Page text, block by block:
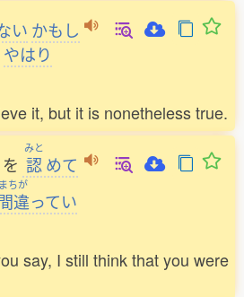
い かもし
やはり
it, but it is nonetheless true.
を
みと
認めて
まちが
違ってい
say, I still think that you were